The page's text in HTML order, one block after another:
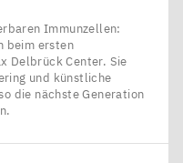
Immunzellen:
beim ersten
Delbrück Center. Sie
und künstliche
die nächste Generation